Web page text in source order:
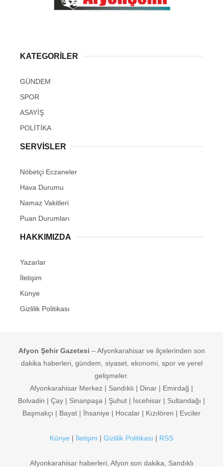
KATEGORİLER
GÜNDEM
SPOR
ASAYİŞ
POLİTİKA
SERVİSLER
Nöbetçi Eczaneler
Hava Durumu
Namaz Vakitleri
Puan Durumları
HAKKIMIZDA
Yazarlar
İletişim
Künye
Gizlilik Politikası
Afyon Şehir Gazetesi – Afyonkarahisar ve ilçelerinden son
dakika haberleri, gündem, siyaset, ekonomi, spor ve yerel
gelişmeler.
Afyonkarahisar Merkez | Sandıklı | Dinar | Emirdağ |
Bolvadin | Çay | Sinanpaşa | Şuhut | İscehisar | Sultandağı |
Başmakçı | Bayat | İhsaniye | Hocalar | Kızılören | Evciler
Künye | İletişim | Gizlilik Politikası | RSS
Afyonkarahisar haberleri, Afyon son dakika, Sandıklı